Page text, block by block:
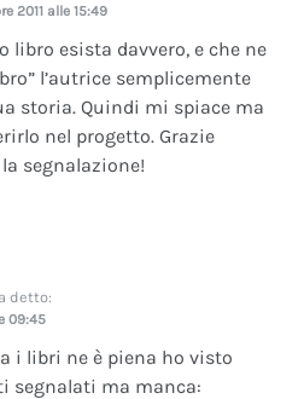
2011 alle 15:49
libro esista davvero, e che ne
l’autrice semplicemente
storia. Quindi mi spiace ma
nel progetto. Grazie
segnalazione!
detto:
09:45
i libri ne è piena ho visto
segnalati ma manca: